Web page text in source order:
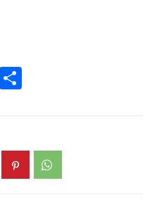
Telegram